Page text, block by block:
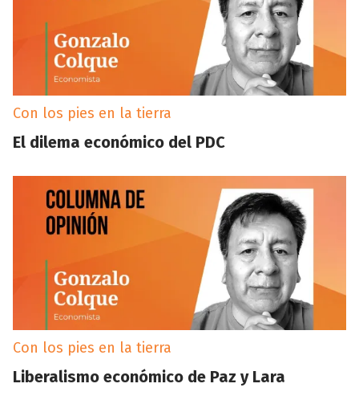
Con los pies en la tierra
El dilema económico del PDC
Con los pies en la tierra
Liberalismo económico de Paz y Lara